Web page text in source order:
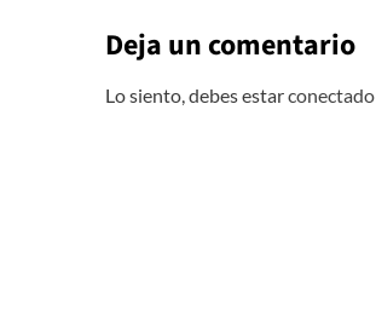
Deja un comentario
Lo siento, debes estarconectado